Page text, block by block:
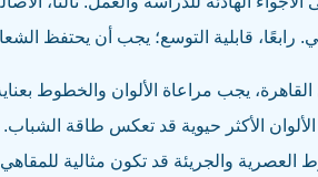
رابعًا، قابلية التوسع؛ يجب أن يحتفظ
يجب مراعاة الألوان والخطوط بعناية.
الألوان الأكثر حيوية قد تعكس طاقة
العصرية والجريئة قد تكون مثالية